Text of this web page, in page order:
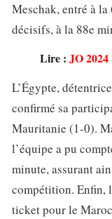
Meschak, entré à
décisifs, à la 88e
Lire : JO
L’Égypte,
confirmé sa
Mauritanie (1-0).
l’équipe a pu
minute, assurant
compétition. Enfin,
ticket pour le